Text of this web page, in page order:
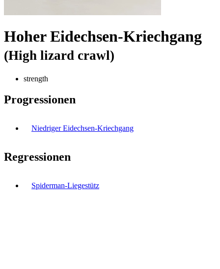
Hoher Eidechsen-Kriechgang
(High lizard crawl)
strength
Progressionen
Niedriger Eidechsen-Kriechgang
Regressionen
Spiderman-Liegestütz